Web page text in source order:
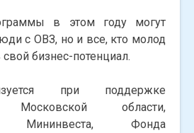
в этом году могут
с ОВЗ, но и все, кто молод
свой бизнес-потенциал.
при поддержке
Московской области,
Мининвеста, Фонда